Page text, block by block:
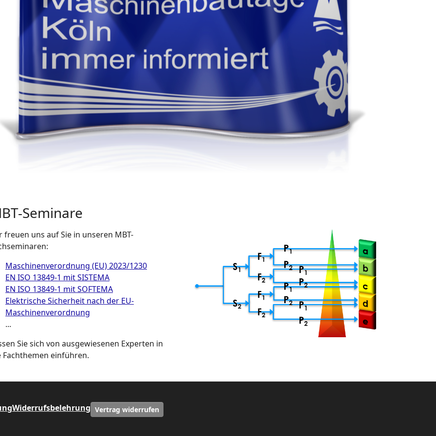
Seminare
freuen uns auf Sie in unseren MBT-
Maschinenverordnung (EU) 2023/1230
EN ISO 13849-1 mit SISTEMA
EN ISO 13849-1 mit SOFTEMA
Elektrische Sicherheit nach der EU-
Maschinenverordnung
...
Sie sich von ausgewiesenen Experten in
Fachthemen einführen.
Widerrufsbelehrung Vertrag widerrufen